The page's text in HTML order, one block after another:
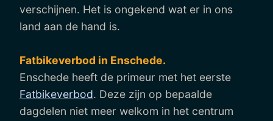
verschijnen. Het is ongekend wat er in ons
land aan de hand is.
Fatbikeverbod in Enschede.
Enschede heeft de primeur met het eerste
Fatbikeverbod. Deze zijn op bepaalde
dagdelen niet meer welkom in het centrum